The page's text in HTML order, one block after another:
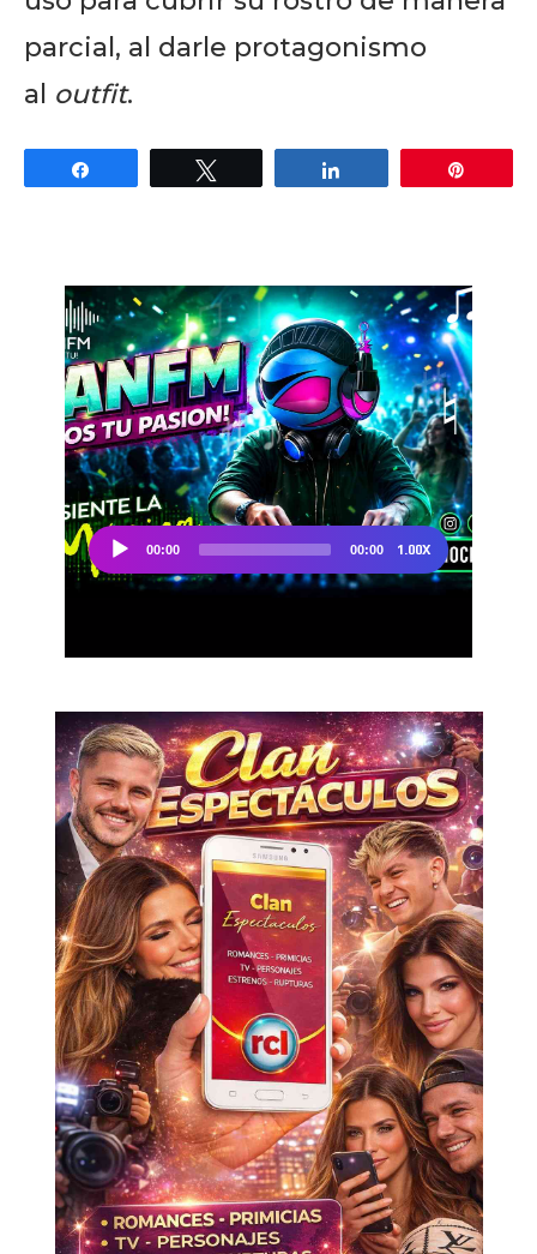
Don't miss
out!
Sing up for our newsletter
to stay in the loop.
SUBSCRIBE
parcial, al darle protagonismo
al outfit.